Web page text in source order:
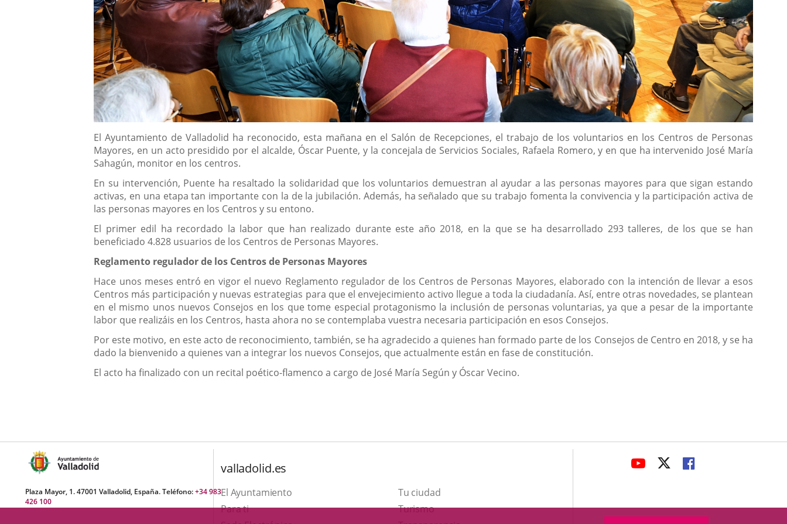
Descripción
El Ayuntamiento de Valladolid ha reconocido, esta mañana en el Salón de Recepciones, el trabajo de los voluntarios en los Centros de Personas
Mayores, en un acto presidido por el alcalde, Óscar Puente, y la concejala de Servicios Sociales, Rafaela Romero, y en que ha intervenido José María
Sahagún, monitor en los centros.
En su intervención, Puente ha resaltado la solidaridad que los voluntarios demuestran al ayudar a las personas mayores para que sigan estando
activas, en una etapa tan importante con la de la jubilación. Además, ha señalado que su trabajo fomenta la convivencia y la participación activa de
las personas mayores en los Centros y su entono.
El primer edil ha recordado la labor que han realizado durante este año 2018, en la que se ha desarrollado 293 talleres, de los que se han
beneficiado 4.828 usuarios de los Centros de Personas Mayores.
Reglamento regulador de los Centros de Personas Mayores
Hace unos meses entró en vigor el nuevo Reglamento regulador de los Centros de Personas Mayores, elaborado con la intención de llevar a esos
Centros más participación y nuevas estrategias para que el envejecimiento activo llegue a toda la ciudadanía. Así, entre otras novedades, se plantean
en el mismo unos nuevos Consejos en los que tome especial protagonismo la inclusión de personas voluntarias, ya que a pesar de la importante
labor que realizáis en los Centros, hasta ahora no se contemplaba vuestra necesaria participación en esos Consejos.
Por este motivo, en este acto de reconocimiento, también, se ha agradecido a quienes han formado parte de los Consejos de Centro en 2018, y se ha
dado la bienvenido a quienes van a integrar los nuevos Consejos, que actualmente están en fase de constitución.
El acto ha finalizado con un recital poético-flamenco a cargo de José María Según y Óscar Vecino.
Plaza Mayor, 1. 47001 Valladolid, España. Teléfono:+34 983
426 100
valladolid.es
El Ayuntamiento
Tu ciudad
Para ti
TurismoThis
LINK
APPLICATION.
LINK
APPLICATION.
LINK
APPLICATION.